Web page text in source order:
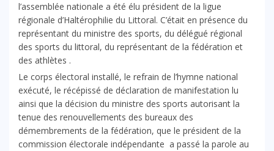
l’assemblée nationale a été élu président de la ligue
régionale d’Haltérophilie du Littoral. C’était en présence du
représentant du ministre des sports, du délégué régional
des sports du littoral, du représentant de la fédération et
des athlètes .
Le corps électoral installé, le refrain de l’hymne national
exécuté, le récépissé de déclaration de manifestation lu
ainsi que la décision du ministre des sports autorisant la
tenue des renouvellements des bureaux des
démembrements de la fédération, que le président de la
commission électorale indépendante a passé la parole au